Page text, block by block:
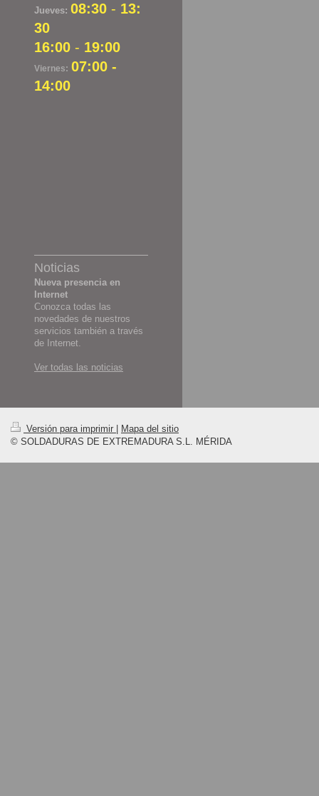
Jueves: 08:30 - 13:
30
16:00 - 19:00
Viernes: 07:00 -
14:00
Noticias
Nueva presencia en
Internet
Conozca todas las
novedades de nuestros
servicios también a través
de Internet.
Ver todas las noticias
Versión para imprimir
Mapa del sitio
© SOLDADURAS DE EXTREMADURA S.L. MÉRIDA